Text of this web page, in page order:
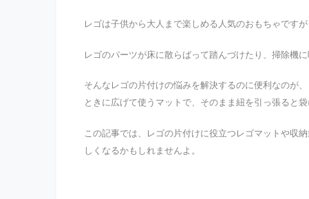
レゴは子供から大人まで楽しめる人気のおもちゃです
レゴのパーツが床に散らばって踏んづけたり、掃除機
そんなレゴの片付けの悩みを解決するのに便利なのが
ときに広げて使うマットで、そのまま紐を引っ張ると
この記事では、レゴの片付けに役立つレゴマットや収
しくなるかもしれませんよ。